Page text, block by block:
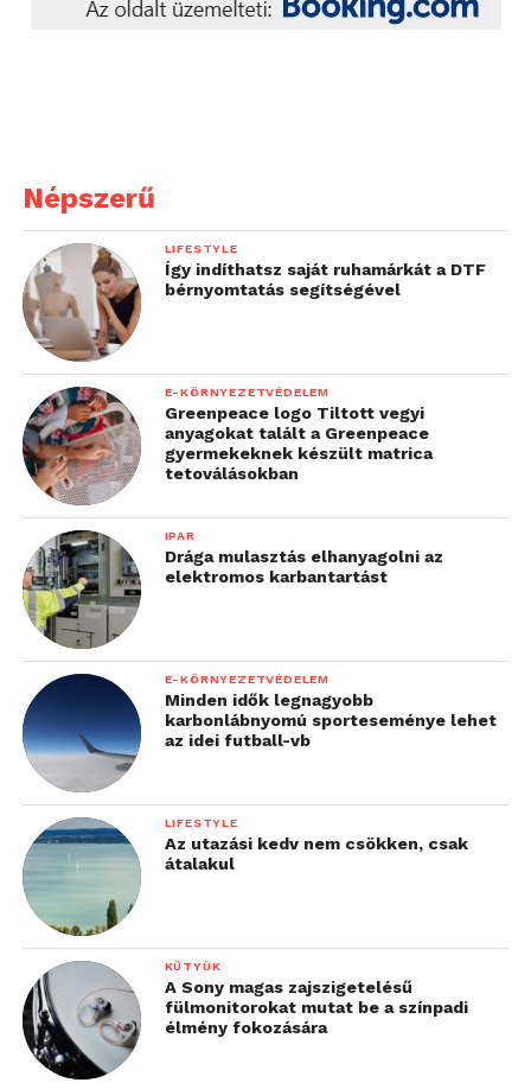
Népszerű
LIFESTYLE
Így indíthatsz saját ruhamárkát a DTF
bérnyomtatás segítségével
E-KÖRNYEZETVÉDELEM
Greenpeace logo Tiltott vegyi
anyagokat talált a Greenpeace
gyermekeknek készült matrica
tetoválásokban
IPAR
Drága mulasztás elhanyagolni az
elektromos karbantartást
E-KÖRNYEZETVÉDELEM
Minden idők legnagyobb
karbonlábnyomú sporteseménye lehet
az idei futball-vb
LIFESTYLE
Az utazási kedv nem csökken, csak
átalakul
KÜTYÜK
A Sony magas zajszigetelésű
fülmonitorokat mutat be a színpadi
élmény fokozására